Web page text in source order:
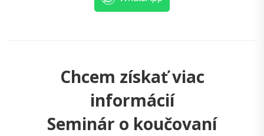
Chcem získať viac
informácií
Seminár o koučovaní